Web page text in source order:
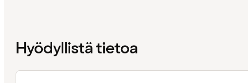
Hyödyllistä tietoa